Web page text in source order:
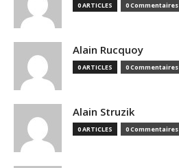
0 ARTICLES 0 Commentaires
Alain Rucquoy
0 ARTICLES 0 Commentaires
Alain Struzik
0 ARTICLES 0 Commentaires